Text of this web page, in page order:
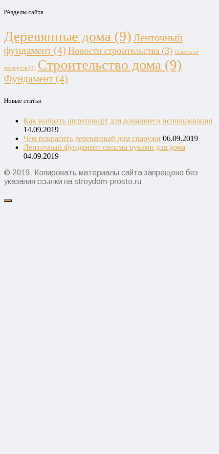
РАзделы сайта
Деревянные дома (9) Ленточный
фундамент (4) Новости строительства (3) Советы от
экспертов (1) Строительство дома (9)
Фундамент (4)
Новые статьи
Как выбрать шуруповерт для домашнего использования
14.09.2019
Чем покрасить деревянный дом снаружи 06.09.2019
Ленточный фундамент своими руками для дома
04.09.2019
© 2019, Копировать материалы сайта запрещено без
указания ссылки на stroydom-prosto.ru